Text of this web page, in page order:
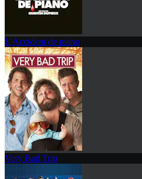
L'Accident de piano
Very Bad Trip